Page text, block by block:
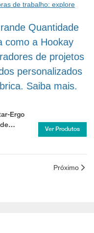
de trabalho: explore
Quantidade
como a Hookay
de projetos
personalizados
Saiba mais.
Ergo
Ver Produtos
Próximo